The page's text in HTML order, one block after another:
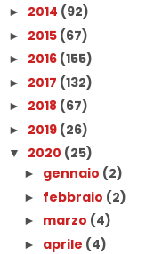
► 2014 (92)
► 2015 (67)
► 2016 (155)
► 2017 (132)
► 2018 (67)
► 2019 (26)
▼ 2020 (25)
► gennaio (2)
► febbraio (2)
► marzo (4)
► aprile (4)